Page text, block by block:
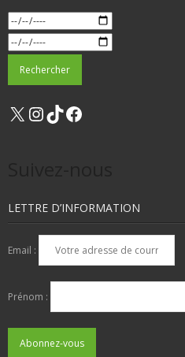
X Instagram
TikTok
LETTRE D’INFORMATION
Email :
Prénom :